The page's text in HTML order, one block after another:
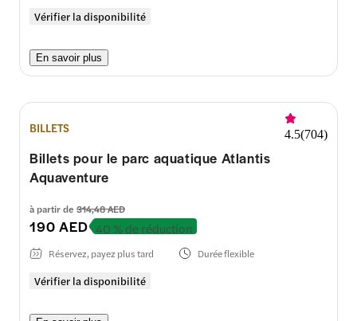
Vérifier la disponibilité
En savoir plus
BILLETS 4.5(704)
Billets pour le parc aquatique Atlantis
Aquaventure
à partir de 314,48 AED
190 AED 40 % de réduction
Vérifier la disponibilité
Réservez, payez plus tard Durée flexible